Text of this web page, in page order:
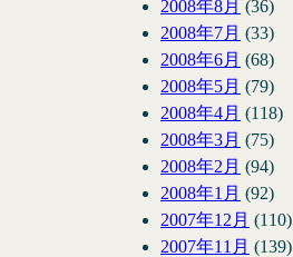
2008年8月 (36)
2008年7月 (33)
2008年6月 (68)
2008年5月 (79)
2008年4月 (118)
2008年3月 (75)
2008年2月 (94)
2008年1月 (92)
2007年12月 (110)
2007年11月 (139)